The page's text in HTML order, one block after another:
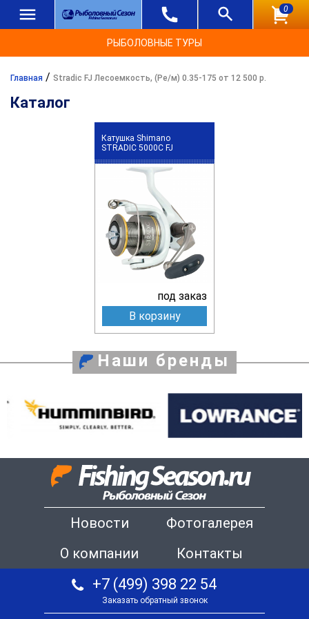
0
РЫБОЛОВНЫЕ ТУРЫ
Главная / Stradic FJ Лесоемкость, (Ре/м) 0.35-175 от 12 500 р.
Каталог
Катушка Shimano
STRADIC 5000C FJ
под заказ
В корзину
Наши бренды
Новости
Фотогалерея
О компании
Контакты
+7 (499) 398 22 54
Заказать обратный звонок